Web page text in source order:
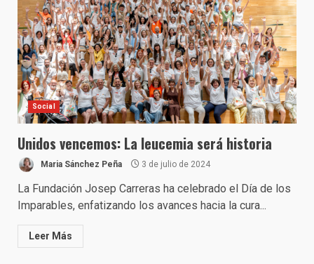
Social
Unidos vencemos: La leucemia será historia
Maria Sánchez Peña 3 de julio de 2024
La Fundación Josep Carreras ha celebrado el Día de los
Imparables, enfatizando los avances hacia la cura...
Leer Más